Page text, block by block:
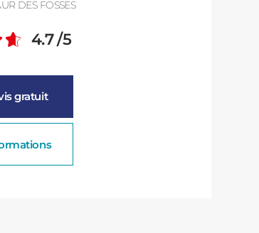
DES FOSSES
Note moyenne :
4.7/5
gratuit